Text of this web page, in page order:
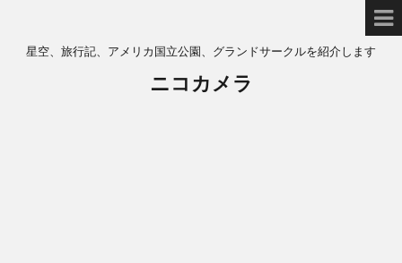
星空、旅行記、アメリカ国立公園、グランドサークルを紹介します
ニコカメラ